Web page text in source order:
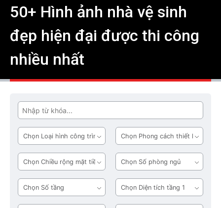
50+ Hình ảnh nhà vệ sinh
đẹp hiện đại được thi công
nhiều nhất
Tìm
Loại
hình
công
trình
Phong
cách
thiết
kế
Chiều
rộng
mặt
tiền
Số
phòng
ngủ
Số
tầng
Diện
tích